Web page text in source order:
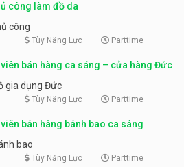
công làm đồ da
công
Tùy Năng Lực Parttime
viên bán hàng ca sáng – cửa hàng Đức
gia dụng Đức
Tùy Năng Lực Parttime
bán hàng bánh bao ca sáng
bao
Tùy Năng Lực Parttime